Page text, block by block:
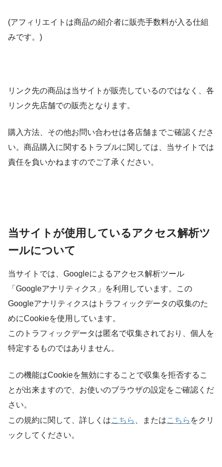
(アフィリエイトは商品の紹介者に販売手数料が入る仕組
みです。)
リンク先の商品は当サイトが販売しているのではなく、各
リンク先店舗での販売となります。
購入方法、その他お問い合わせは各店舗までご確認くださ
い。商品購入に関するトラブルに関しては、当サイトでは
責任を負いかねますのでご了承ください。
当サイトが使用しているアクセス解析ツ
ールについて
当サイトでは、Googleによるアクセス解析ツール
「Googleアナリティクス」を利用しています。この
Googleアナリティクスはトラフィックデータの収集のた
めにCookieを使用しています。
このトラフィックデータは匿名で収集されており、個人を
特定するものではありません。
この機能はCookieを無効にすることで収集を拒否するこ
とが出来ますので、お使いのブラウザの設定をご確認くだ
さい。
この規約に関して、詳しくはこちら 、またはこちら をクリ
ックしてください。